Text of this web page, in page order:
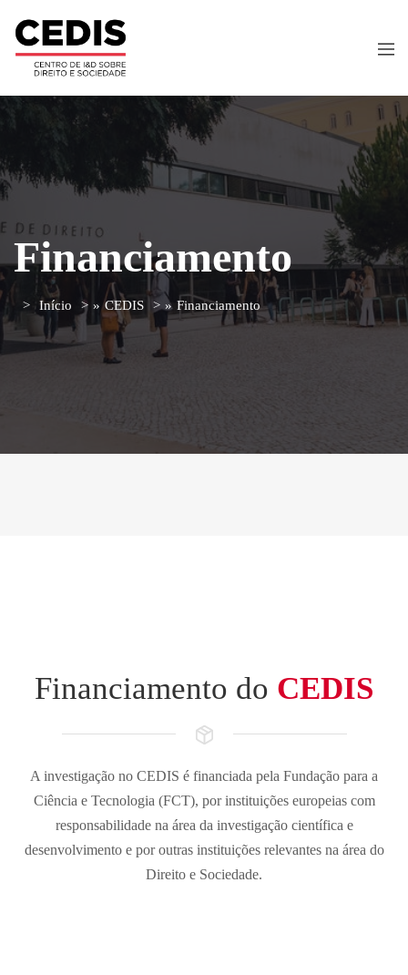
Financiamento
Início » CEDIS » Financiamento
Financiamento do CEDIS
A investigação no CEDIS é financiada pela Fundação para a
Ciência e Tecnologia (FCT), por instituições europeias com
responsabilidade na área da investigação científica e
desenvolvimento e por outras instituições relevantes na área do
Direito e Sociedade.